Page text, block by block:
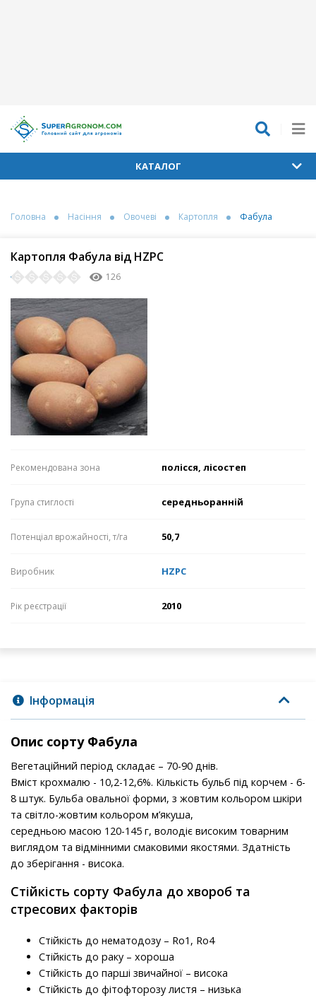
КАТАЛОГ
Головна Насіння Овочеві Картопля Фабула
Картопля Фабула від HZPC
126
Рекомендована зона полісся, лісостеп
Група стиглості середньоранній
Потенціал врожайності, т/га 50,7
Виробник HZPC
Рік реєстрації 2010
Інформація
Опис сорту Фабула
Вегетаційний період складає – 70-90 днів.
Вміст крохмалю - 10,2-12,6%. Кількість бульб під корчем - 6-
8 штук. Бульба овальної форми, з жовтим кольором шкіри
та світло-жовтим кольором м’якуша,
середньою масою 120-145 г, володіє високим товарним
виглядом та відмінними смаковими якостями. Здатність
до зберігання - висока.
Стійкість сорту Фабула до хвороб та
стресових факторів
Стійкість до нематодозу – Ro1, Ro4
Стійкість до раку – хороша
Стійкість до парші звичайної – висока
Стійкість до фітофторозу листя – низька